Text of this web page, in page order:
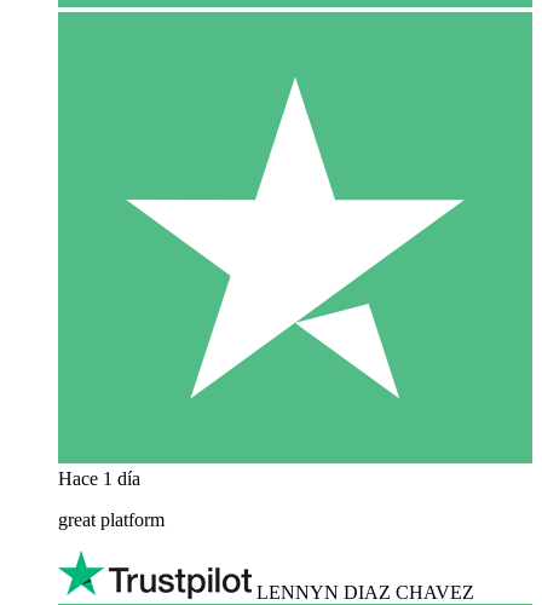
Hace 1 día
great platform
LENNYN DIAZ CHAVEZ